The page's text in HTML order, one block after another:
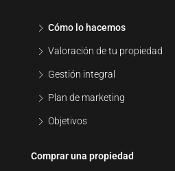
Cómo lo hacemos
Valoración de tu propiedad
Gestión integral
Plan de marketing
Objetivos
Comprar una propiedad